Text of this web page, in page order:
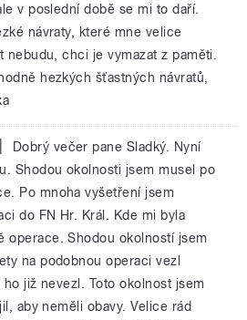
v poslední době se mi to daří.
návraty, které mne velice
nebudu, chci je vymazat z paměti.
hezkých šťastných návratů,
Dobrý večer pane Sladký. Nyní
Shodou okolnosti jsem musel po
Po mnoha vyšetření jsem
do FN Hr. Král. Kde mi byla
operace. Shodou okolností jsem
na podobnou operaci vezl
již nevezl. Toto okolnost jsem
aby neměli obavy. Velice rád